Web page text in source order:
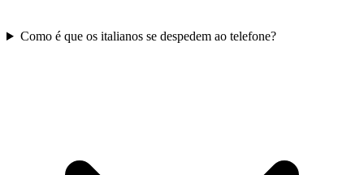
Como é que os italianos se despedem ao telefone?